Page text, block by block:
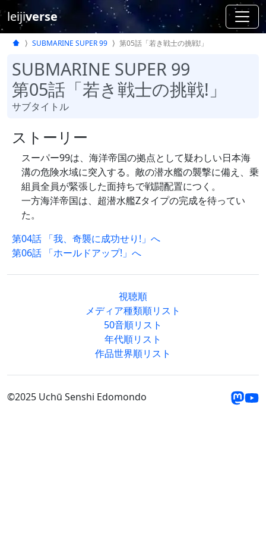
leijiverse
SUBMARINE SUPER 99 第05話「若き戦士の挑戦!」
SUBMARINE SUPER 99
第05話「若き戦士の挑戦!」
サブタイトル
ストーリー
スーパー99は、海洋帝国の拠点として疑わしい日本海
溝の危険水域に突入する。敵の潜水艦の襲撃に備え、乗
組員全員が緊張した面持ちで戦闘配置につく。
一方海洋帝国は、超潜水艦Zタイプの完成を待ってい
た。
第04話 「我、奇襲に成功せり!」へ
第06話 「ホールドアップ!」へ
視聴順
メディア種類順リスト
50音順リスト
年代順リスト
作品世界順リスト
©2025 Uchū Senshi Edomondo